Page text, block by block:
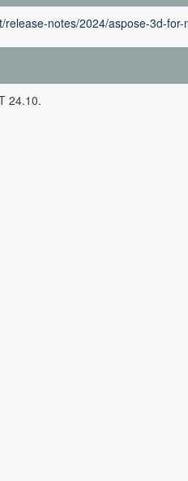
notes/2024/aspose-3d-
24.10.